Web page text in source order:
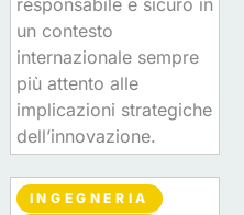
un contesto
internazionale sempre
più attento alle
implicazioni strategiche
dell’innovazione.
INGEGNERIA